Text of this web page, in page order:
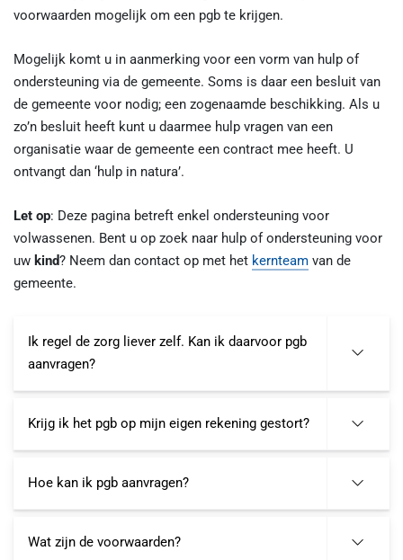
voorwaarden mogelijk om een pgb te krijgen.
Mogelijk komt u in aanmerking voor een vorm van hulp of
ondersteuning via de gemeente. Soms is daar een besluit van
de gemeente voor nodig; een zogenaamde beschikking. Als u
zo’n besluit heeft kunt u daarmee hulp vragen van een
organisatie waar de gemeente een contract mee heeft. U
ontvangt dan ‘hulp in natura’.
Let op: Deze pagina betreft enkel ondersteuning voor
volwassenen. Bent u op zoek naar hulp of ondersteuning voor
uw kind? Neem dan contact op met het kernteam van de
gemeente.
Ik regel de zorg liever zelf. Kan ik daarvoor pgb
aanvragen?
Krijg ik het pgb op mijn eigen rekening gestort?
Hoe kan ik pgb aanvragen?
Wat zijn de voorwaarden?